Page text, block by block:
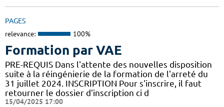
PAGES
relevance: 100%
Formation par VAE
PRE-REQUIS Dans l'attente des nouvelles disposition
suite à la réingénierie de la formation de l'arreté du
31 juillet 2024. INSCRIPTION Pour s'inscrire, il faut
retourner le dossier d'inscription ci d
15/04/2025 17:00